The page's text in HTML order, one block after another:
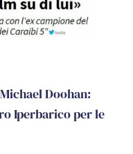
Doohan:
Iperbarico per le